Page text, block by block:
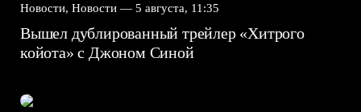
Новости, Новости — 5 августа, 11:35
Вышел дублированный трейлер «Хитрого
койота» с Джоном Синой